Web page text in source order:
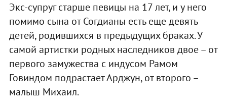
Экс-супруг старше певицы на 17 лет, и у него
помимо сына от Согдианы есть еще девять
детей, родившихся в предыдущих браках. У
самой артистки родных наследников двое – от
первого замужества с индусом Рамом
Говиндом подрастает Арджун, от второго –
малыш Михаил.